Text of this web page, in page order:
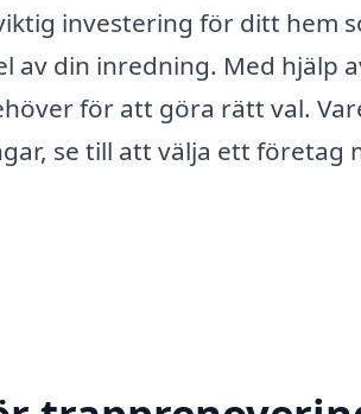
investering för ditt hem
av din inredning. Med hjälp
för att göra rätt val.
se till att välja ett företag